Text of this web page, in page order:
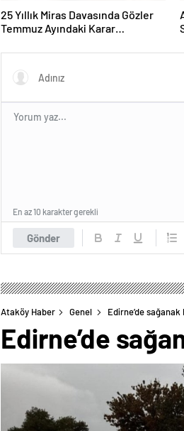
25 Yıllık Miras Davasında Gözler
Temmuz Ayındaki Karar
Gönder
En az 10 karakter gerekli
Ataköy Haber Genel Edirne’de
Edirne’de